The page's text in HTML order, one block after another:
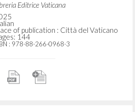
Editrice Vaticana
of publication : Città del Vaticano
144
: 978-88-266-0968-3